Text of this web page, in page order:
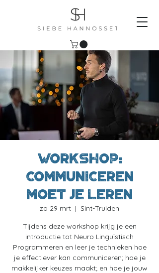
Workshop:
Communiceren
moet je leren
za 29 mrt
  |
Sint-Truiden
Tijdens deze workshop krijg je een
introductie tot Neuro Linguïstisch
Programmeren en leer je technieken hoe
je effectiever kan communiceren; hoe je
makkelijker keuzes maakt; en hoe je jouw